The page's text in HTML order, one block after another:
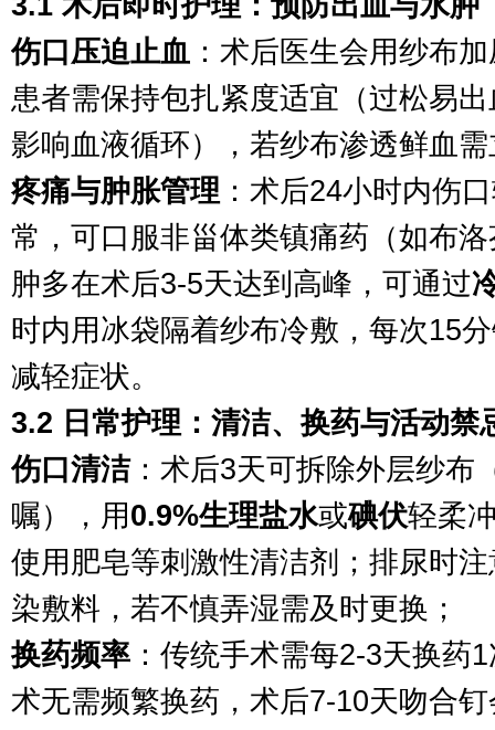
伤口压迫止血 ：术后医生会用纱布
患者需保持包扎紧度适宜（过松易
影响血液循环），若纱布渗透鲜血
疼痛与肿胀管理 ：术后24小时内伤
常，可口服非甾体类镇痛药（如布
肿多在术后3-5天达到高峰，可通过
时内用冰袋隔着纱布冷敷，每次15
减轻症状。
3.2 日常护理：清洁、换药与活动禁
伤口清洁：术后3天可拆除外层纱布
嘱），用 0.9%生理盐水或碘伏轻柔
使用肥皂等刺激性清洁剂；排尿时
染敷料，若不慎弄湿需及时更换；
换药频率 ：传统手术需每2-3天换药
术无需频繁换药，术后7-10天吻合